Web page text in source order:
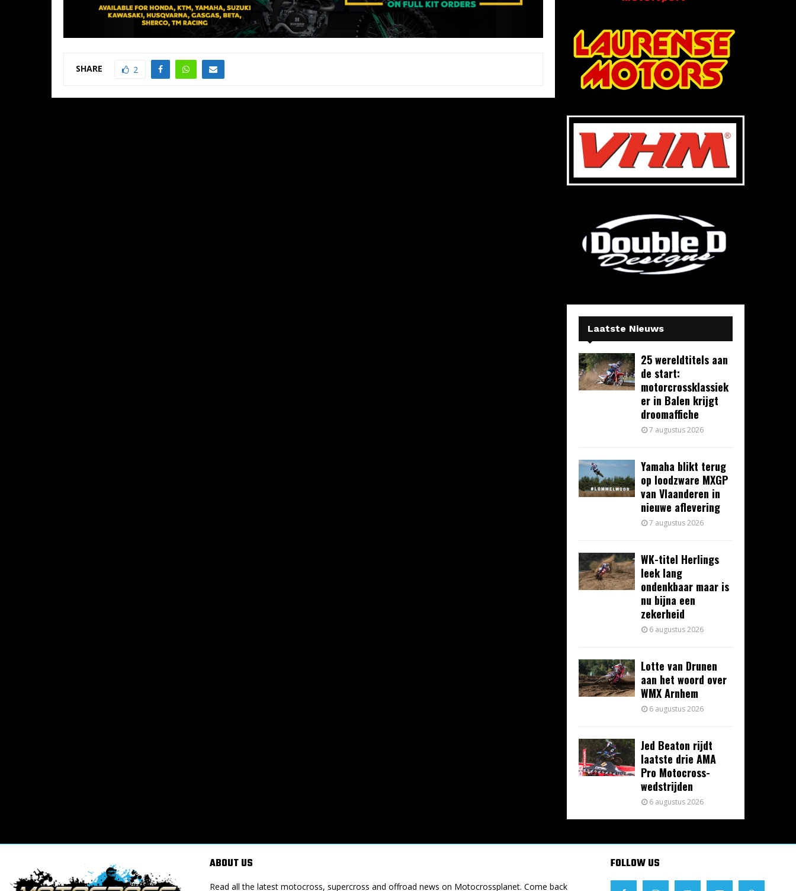
SHARE 2
Laatste Nieuws
25 wereldtitels aan
de start:
motorcrossklassiek
er in Balen krijgt
droomaffiche
7 augustus 2026
Yamaha blikt terug
op loodzware MXGP
van Vlaanderen in
nieuwe aflevering
7 augustus 2026
WK-titel Herlings
leek lang
ondenkbaar maar is
nu bijna een
zekerheid
6 augustus 2026
Lotte van Drunen
aan het woord over
WMX Arnhem
6 augustus 2026
Jed Beaton rijdt
laatste drie AMA
Pro Motocross-
wedstrijden
6 augustus 2026
ABOUT US
Read all the latest motocross, supercross and offroad news on Motocrossplanet. Come back
FOLLOW US